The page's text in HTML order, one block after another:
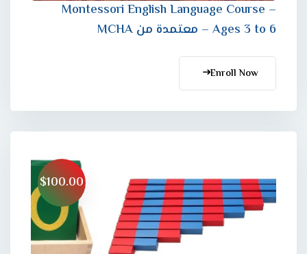
Montessori English Language Course –
Ages 3 to 6 – معتمدة من MCHA
Enroll Now
$100.00